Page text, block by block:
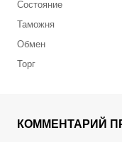
Состояние
Таможня
Обмен
Торг
КОММЕНТАРИЙ